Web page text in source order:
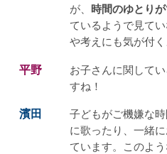
が、 時間のゆとり
ているようで見て
や考えにも気が付く
平野
お子さんに関して
すね！
濱田
子どもがご機嫌な
に歌ったり、一緒
ています。このよ